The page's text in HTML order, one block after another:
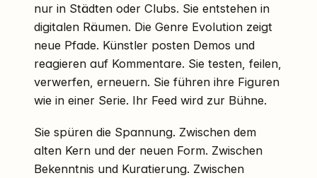
nur in Städten oder Clubs. Sie entstehen in
digitalen Räumen. Die Genre Evolution zeigt
neue Pfade. Künstler posten Demos und
reagieren auf Kommentare. Sie testen, feilen,
verwerfen, erneuern. Sie führen ihre Figuren
wie in einer Serie. Ihr Feed wird zur Bühne.
Sie spüren die Spannung. Zwischen dem
alten Kern und der neuen Form. Zwischen
Bekenntnis und Kuratierung. Zwischen